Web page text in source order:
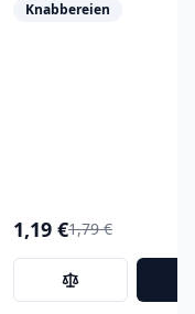
Knabbereien
1,19 €1,79 €